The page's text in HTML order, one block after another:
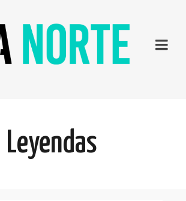
Leyendas